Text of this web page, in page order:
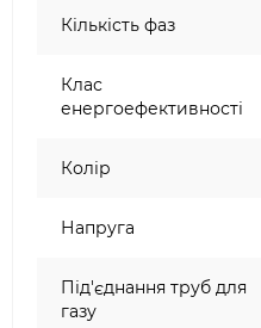
Кількість фаз
Клас
енергоефективності
Колір
Напруга
Під'єднання труб для
газу